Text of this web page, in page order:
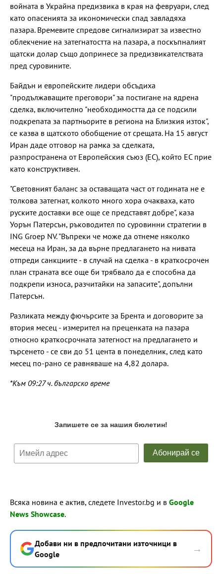
войната в Украйна предизвика в края на февруари, след
като опасенията за икономически спад завладяха
пазара. Времевите спредове сигнализират за известно
облекчение на затегнатостта на пазара, а поскъпналият
щатски долар също допринесе за предизвикателствата
пред суровините.
Байдън и европейските лидери обсъдиха
"продължаващите преговори" за постигане на ядрена
сделка, включително "необходимостта да се подсили
подкрепата за партньорите в региона на Близкия изток",
се казва в щатското обобщение от срещата. На 15 август
Иран даде отговор на рамка за сделката,
разпространена от Европейския съюз (ЕС), който ЕС прие
като конструктивен.
"Световният баланс за оставащата част от годината не е
толкова затегнат, колкото много хора очакваха, като
руските доставки все още се представят добре", каза
Уорън Патерсън, ръководител по суровинни стратегии в
ING Groep NV. "Въпреки че може да отнеме няколко
месеца на Иран, за да върне предлагането на нивата
отпреди санкциите - в случай на сделка - в краткосрочен
план страната все още би трябвало да е способна да
подкрепи износа, разчитайки на запасите", допълни
Патерсън.
Разликата между фючърсите за Брента и договорите за
втория месец - измерител на преценката на пазара
относно краткосрочната затегност на предлагането и
търсенето - се сви до 51 цента в понеделник, след като
месец по-рано се равняваше на 4,82 долара.
*Към 09:27 ч. българско време
Всяка новина е актив, следете Investor.bg и в Google
News Showcase.
Добави ни в предпочитани източници в
Google
→